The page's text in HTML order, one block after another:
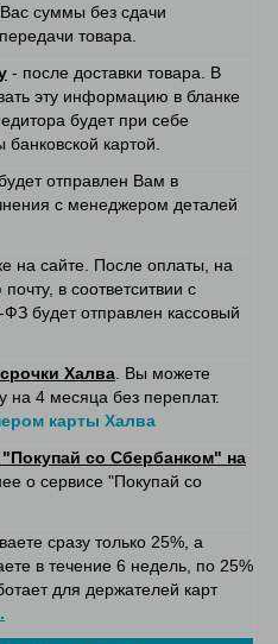
суммы без сдачи
товара.
- после доставки товара. В
эту информацию в бланке
будет при себе
картой.
будет отправлен Вам в
с менеджером деталей
на сайте. После оплаты, на
в соответситвии с
будет отправлен кассовый
Халва . Вы можете
на 4 месяца без переплат.
карты Халва
"Покупай со Сбербанком" на
о сервисе "Покупай со
сразу только 25%, а
в течение 6 недель, по 25%
для держателей карт